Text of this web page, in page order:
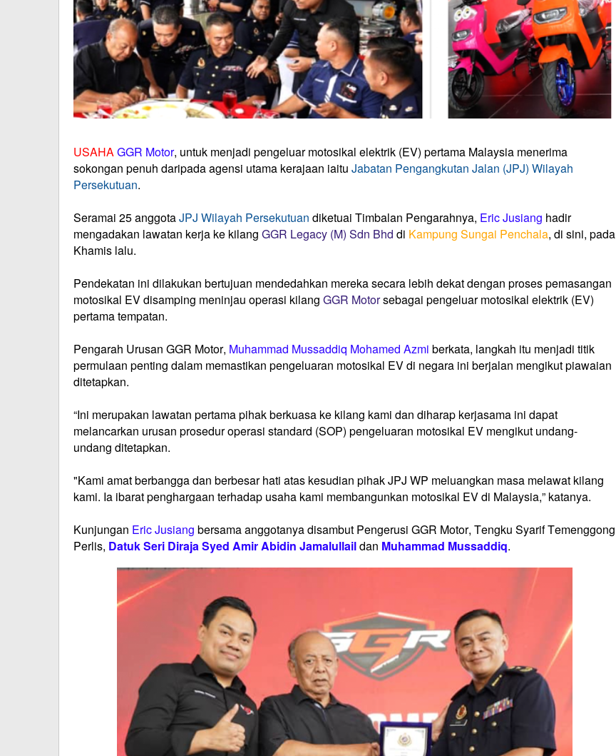
USAHAGGR Motor, untuk menjadi pengeluar motosikal elektrik (EV) pertama Malaysia menerima
sokongan penuh daripada agensi utama kerajaan iaitu Jabatan Pengangkutan Jalan (JPJ) Wilayah
Persekutuan.
Seramai 25 anggotaJPJ Wilayah Persekutuan diketuai Timbalan Pengarahnya, Eric Jusiang hadir
mengadakan lawatan kerja ke kilang GGR Legacy (M) Sdn Bhd di Kampung Sungai Penchala, di sini, pada
Khamis lalu.
Pendekatan ini dilakukan bertujuan mendedahkan mereka secara lebih dekat dengan proses pemasangan
motosikal EV disamping meninjau operasi kilang GGR Motorsebagai pengeluar motosikal elektrik (EV)
pertama tempatan.
Pengarah Urusan GGR Motor, Muhammad Mussaddiq Mohamed Azmi berkata, langkah itu menjadi titik
permulaan penting dalam memastikan pengeluaran motosikal EV di negara ini berjalan mengikut piawaian
ditetapkan.
“Ini merupakan lawatan pertama pihak berkuasa ke kilang kami dan diharap kerjasama ini dapat
melancarkan urusan prosedur operasi standard (SOP) pengeluaran motosikal EV mengikut undang-
undang ditetapkan.
"Kami amat berbangga dan berbesar hati atas kesudian pihak JPJ WP meluangkan masa melawat kilang
kami. Ia ibarat penghargaan terhadap usaha kami membangunkan motosikal EV di Malaysia,” katanya.
Kunjungan Eric Jusiang bersama anggotanya disambut Pengerusi GGR Motor, Tengku Syarif Temenggong
Perlis, Datuk Seri Diraja Syed Amir Abidin Jamalullaildan Muhammad Mussaddiq.